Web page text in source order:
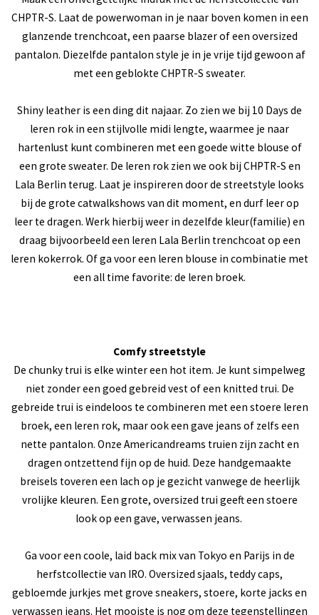
CHPTR-S. Laat de powerwoman in je naar boven komen in een
glanzende trenchcoat, een paarse blazer of een oversized
pantalon. Diezelfde pantalon style je in je vrije tijd gewoon af
met een geblokte CHPTR-S sweater.
Shiny leather is een ding dit najaar. Zo zien we bij 10 Days de
leren rok in een stijlvolle midi lengte, waarmee je naar
hartenlust kunt combineren met een goede witte blouse of
een grote sweater. De leren rok zien we ook bij CHPTR-S en
Lala Berlin terug. Laat je inspireren door de streetstyle looks
bij de grote catwalkshows van dit moment, en durf leer op
leer te dragen. Werk hierbij weer in dezelfde kleur(familie) en
draag bijvoorbeeld een leren Lala Berlin trenchcoat op een
leren kokerrok. Of ga voor een leren blouse in combinatie met
een all time favorite: de leren broek.
Comfy streetstyle
De chunky trui is elke winter een hot item. Je kunt simpelweg
niet zonder een goed gebreid vest of een knitted trui. De
gebreide trui is eindeloos te combineren met een stoere leren
broek, een leren rok, maar ook een gave jeans of zelfs een
nette pantalon. Onze Americandreams truien zijn zacht en
dragen ontzettend fijn op de huid. Deze handgemaakte
breisels toveren een lach op je gezicht vanwege de heerlijk
vrolijke kleuren. Een grote, oversized trui geeft een stoere
look op een gave, verwassen jeans.
Ga voor een coole, laid back mix van Tokyo en Parijs in de
herfstcollectie van IRO. Oversized sjaals, teddy caps,
gebloemde jurkjes met grove sneakers, stoere, korte jacks en
verwassen jeans. Het mooiste is nog om deze tegenstellingen